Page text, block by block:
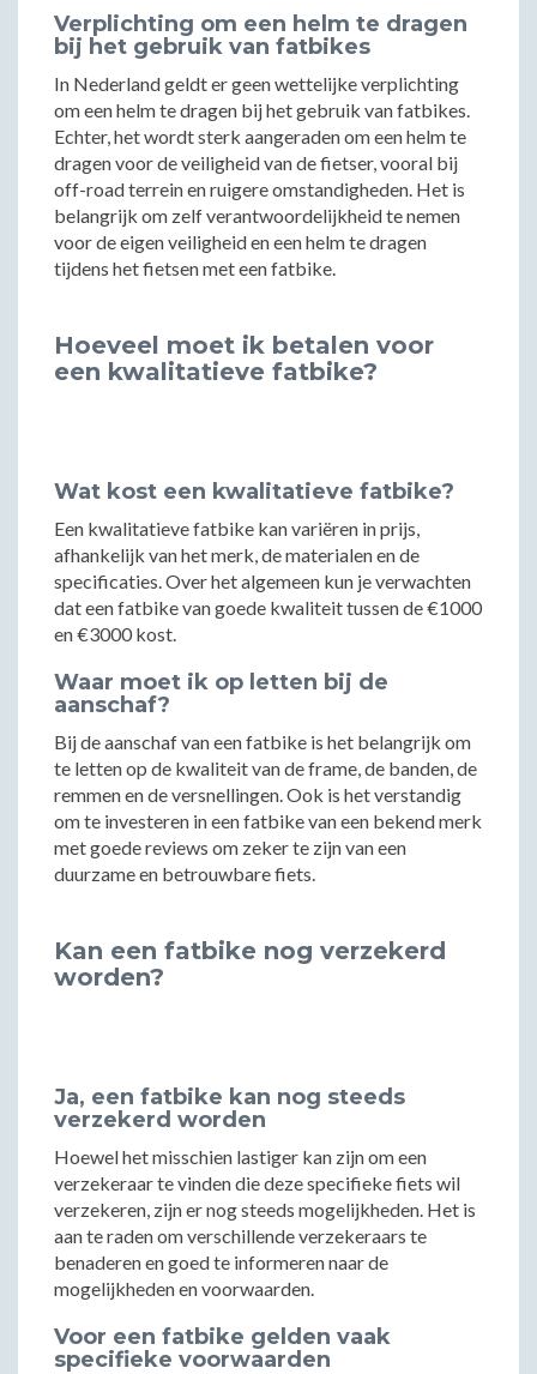
Verplichting om een helm te dragen
bij het gebruik van fatbikes
In Nederland geldt er geen wettelijke verplichting
om een helm te dragen bij het gebruik van fatbikes.
Echter, het wordt sterk aangeraden om een helm te
dragen voor de veiligheid van de fietser, vooral bij
off-road terrein en ruigere omstandigheden. Het is
belangrijk om zelf verantwoordelijkheid te nemen
voor de eigen veiligheid en een helm te dragen
tijdens het fietsen met een fatbike.
Hoeveel moet ik betalen voor
een kwalitatieve fatbike?
Wat kost een kwalitatieve fatbike?
Een kwalitatieve fatbike kan variëren in prijs,
afhankelijk van het merk, de materialen en de
specificaties. Over het algemeen kun je verwachten
dat een fatbike van goede kwaliteit tussen de €1000
en €3000 kost.
Waar moet ik op letten bij de
aanschaf?
Bij de aanschaf van een fatbike is het belangrijk om
te letten op de kwaliteit van de frame, de banden, de
remmen en de versnellingen. Ook is het verstandig
om te investeren in een fatbike van een bekend merk
met goede reviews om zeker te zijn van een
duurzame en betrouwbare fiets.
Kan een fatbike nog verzekerd
worden?
Ja, een fatbike kan nog steeds
verzekerd worden
Hoewel het misschien lastiger kan zijn om een
verzekeraar te vinden die deze specifieke fiets wil
verzekeren, zijn er nog steeds mogelijkheden. Het is
aan te raden om verschillende verzekeraars te
benaderen en goed te informeren naar de
mogelijkheden en voorwaarden.
Voor een fatbike gelden vaak
specifieke voorwaarden